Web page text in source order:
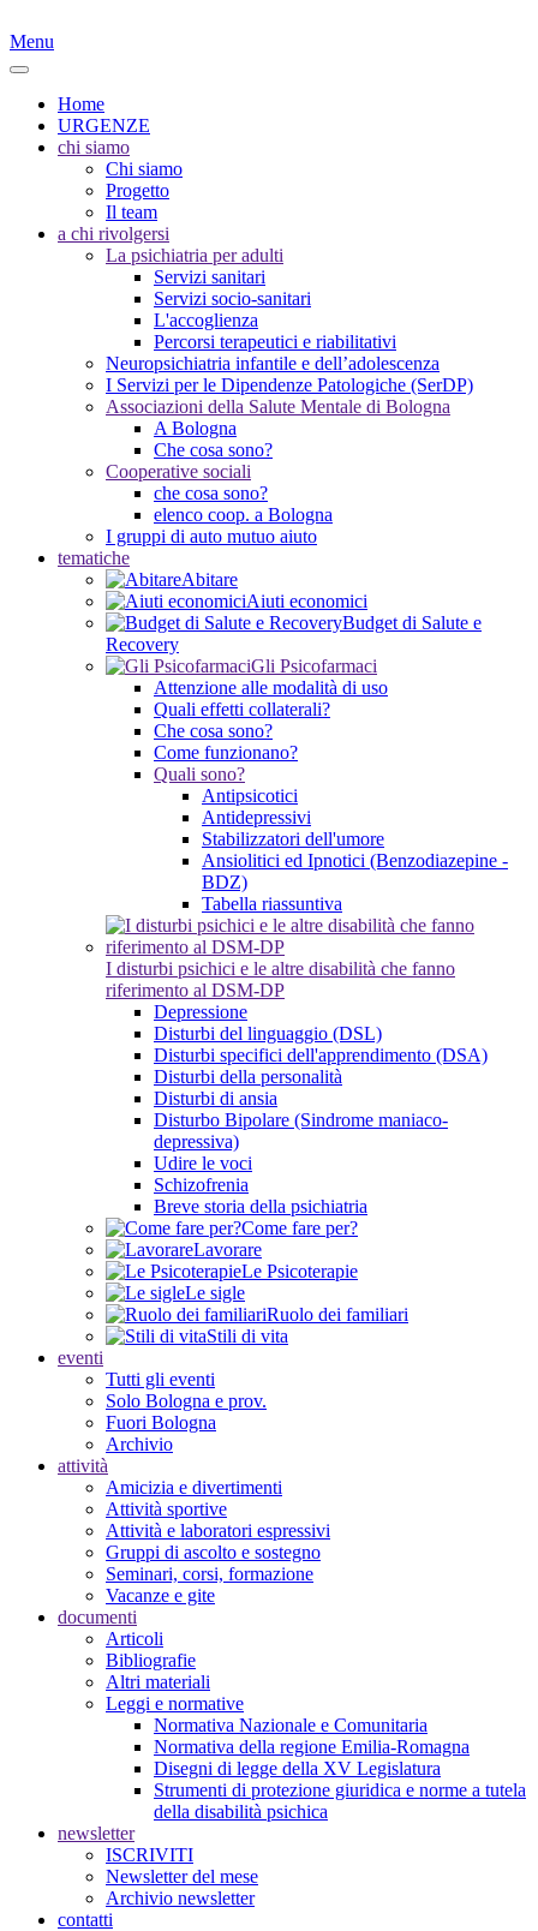
Menu
Home
URGENZE
chi siamo
Chi siamo
Progetto
Il team
a chi rivolgersi
La psichiatria per adulti
Servizi sanitari
Servizi socio-sanitari
L'accoglienza
Percorsi terapeutici e riabilitativi
Neuropsichiatria infantile e dell’adolescenza
I Servizi per le Dipendenze Patologiche (SerDP)
Associazioni della Salute Mentale di Bologna
A Bologna
Che cosa sono?
Cooperative sociali
che cosa sono?
elenco coop. a Bologna
I gruppi di auto mutuo aiuto
tematiche
Abitare
Aiuti economici
Budget di Salute e
Recovery
Gli Psicofarmaci
Attenzione alle modalità di uso
Quali effetti collaterali?
Che cosa sono?
Come funzionano?
Quali sono?
Antipsicotici
Antidepressivi
Stabilizzatori dell'umore
Ansiolitici ed Ipnotici (Benzodiazepine -
BDZ)
Tabella riassuntiva
I disturbi psichici e le altre disabilità che fanno
riferimento al DSM-DP
Depressione
Disturbi del linguaggio (DSL)
Disturbi specifici dell'apprendimento (DSA)
Disturbi della personalità
Disturbi di ansia
Disturbo Bipolare (Sindrome maniaco-
depressiva)
Udire le voci
Schizofrenia
Breve storia della psichiatria
Come fare per?
Lavorare
Le Psicoterapie
Le sigle
Ruolo dei familiari
Stili di vita
eventi
Tutti gli eventi
Solo Bologna e prov.
Fuori Bologna
Archivio
attività
Amicizia e divertimenti
Attività sportive
Attività e laboratori espressivi
Gruppi di ascolto e sostegno
Seminari, corsi, formazione
Vacanze e gite
documenti
Articoli
Bibliografie
Altri materiali
Leggi e normative
Normativa Nazionale e Comunitaria
Normativa della regione Emilia-Romagna
Disegni di legge della XV Legislatura
Strumenti di protezione giuridica e norme a tutela
della disabilità psichica
newsletter
ISCRIVITI
Newsletter del mese
Archivio newsletter
contatti